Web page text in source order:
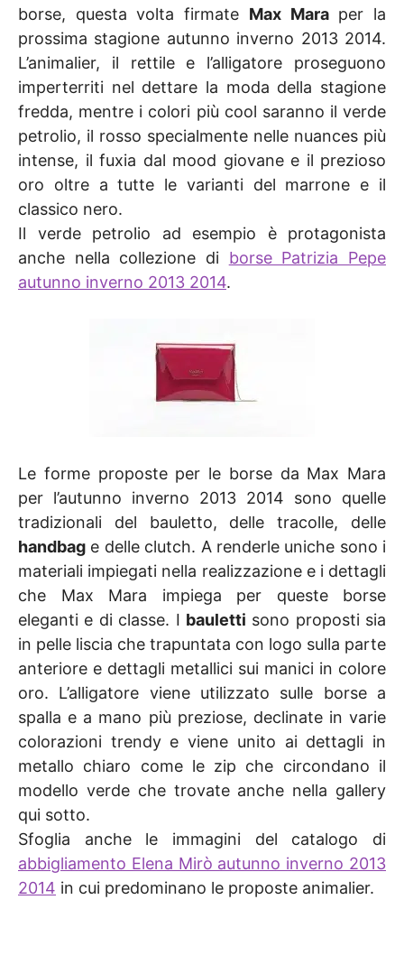
borse, questa volta firmate Max Maraper la
prossima stagione autunno inverno 2013 2014.
L’animalier, il rettile e l’alligatore proseguono
imperterriti nel dettare la moda della stagione
fredda, mentre i colori più cool saranno il verde
petrolio, il rosso specialmente nelle nuances più
intense, il fuxia dal mood giovane e il prezioso
oro oltre a tutte le varianti del marrone e il
classico nero.
Il verde petrolio ad esempio è protagonista
anche nella collezione di borse Patrizia Pepe
autunno inverno 2013 2014.
Le forme proposte per le borse da Max Mara
per l’autunno inverno 2013 2014 sono quelle
tradizionali del bauletto, delle tracolle, delle
handbag e delle clutch. A renderle uniche sono i
materiali impiegati nella realizzazione e i dettagli
che Max Mara impiega per queste borse
eleganti e di classe. I bauletti sono proposti sia
in pelle liscia che trapuntata con logo sulla parte
anteriore e dettagli metallici sui manici in colore
oro. L’alligatore viene utilizzato sulle borse a
spalla e a mano più preziose, declinate in varie
colorazioni trendy e viene unito ai dettagli in
metallo chiaro come le zip che circondano il
modello verde che trovate anche nella gallery
qui sotto.
Sfoglia anche le immagini del catalogo di
abbigliamento Elena Mirò autunno inverno 2013
2014 in cui predominano le proposte animalier.